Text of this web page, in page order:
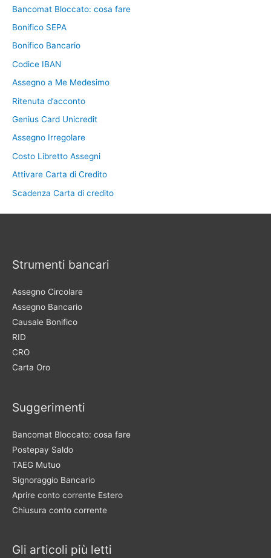
Bancomat Bloccato: cosa fare
Bonifico SEPA
Bonifico Bancario
Codice IBAN
Assegno a Me Medesimo
Ritenuta d’acconto
Genius Card Unicredit
Assegno Irregolare
Costo Libretto Assegni
Attivare Carta di Credito
Scadenza Carta di credito
Strumenti bancari
Assegno Circolare
Assegno Bancario
Causale Bonifico
RID
CRO
Carta Oro
Suggerimenti
Bancomat Bloccato: cosa fare
Postepay Saldo
TAEG Mutuo
Signoraggio Bancario
Aprire conto corrente Estero
Chiusura conto corrente
Gli articoli più letti